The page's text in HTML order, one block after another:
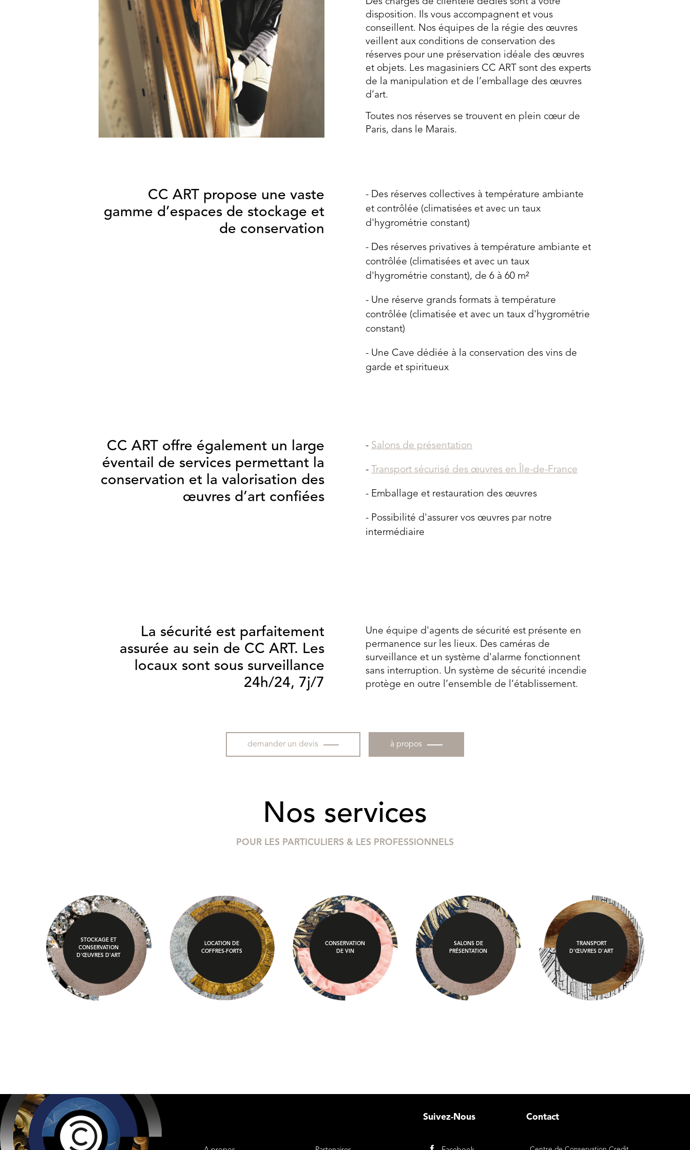
disposition. Ils vous accompagnent et vous
conseillent. Nos équipes de la régie des œuvres
veillent aux conditions de conservation des
réserves pour une préservation idéale des œuvres
et objets. Les magasiniers CC ART sont des experts
de la manipulation et de l’emballage des œuvres
d’art.
Toutes nos réserves se trouvent en plein cœur de
Paris, dans le Marais.
CC ART propose une vaste
gamme d’espaces de stockage et
de conservation
Des réserves collectives à température ambiante
et contrôlée (climatisées et avec un taux
d'hygrométrie constant)
Des réserves privatives à température ambiante et
contrôlée (climatisées et avec un taux
d'hygrométrie constant), de 6 à 60 m²
Une réserve grands formats à température
contrôlée (climatisée et avec un taux d'hygrométrie
constant)
Une Cave dédiée à la conservation des vins de
garde et spiritueux
CC ART offre également un large
éventail de services permettant la
conservation et la valorisation des
œuvres d’art confiées
Salons de présentation
Transport sécurisé des œuvres en Île-de-France
Emballage et restauration des œuvres
Possibilité d'assurer vos œuvres par notre
intermédiaire
La sécurité est parfaitement
assurée au sein de CC ART. Les
locaux sont sous surveillance
24h/24, 7j/7
Une équipe d'agents de sécurité est présente en
permanence sur les lieux. Des caméras de
surveillance et un système d'alarme fonctionnent
sans interruption. Un système de sécurité incendie
protège en outre l’ensemble de l’établissement.
demander un devis à propos
Nos services
POUR LES PARTICULIERS & LES PROFESSIONNELS
STOCKAGE ET
CONSERVATION
D'ŒUVRES D'ART
LOCATION DE
COFFRES-FORTS
CONSERVATION
DE VIN
SALONS DE
PRÉSENTATION
TRANSPORT
D'ŒUVRES D'ART
Liens Menu Footer 2
Suivez-Nous Contact